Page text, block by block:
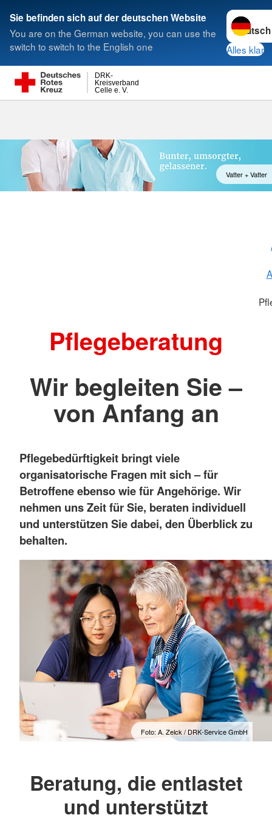
Sie befinden sich auf der deutschen Website
You are on the German website, you can use the
switch to switch to the English one
Sprache
Alles klar
Celle e. V.
Kreisverband
DRK-
Suche
Vatter + Vatter
Pflegeberatung
Wir begleiten Sie –
von Anfang an
Pflegebedürftigkeit bringt viele
organisatorische Fragen mit sich – für
Betroffene ebenso wie für Angehörige. Wir
nehmen uns Zeit für Sie, beraten individuell
und unterstützen Sie dabei, den Überblick zu
behalten.
Foto: A. Zelck / DRK-Service GmbH
Beratung, die entlastet
und unterstützt